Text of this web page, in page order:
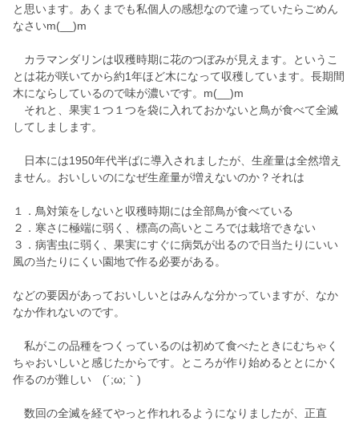
と思います。あくまでも私個人の感想なので違っていたらごめん
なさいm(__)m
カラマンダリンは収穫時期に花のつぼみが見えます。というこ
とは花が咲いてから約1年ほど木になって収穫しています。長期間
木にならしているので味が濃いです。m(__)m
それと、果実１つ１つを袋に入れておかないと鳥が食べて全滅
してしまします。
日本には1950年代半ばに導入されましたが、生産量は全然増え
ません。おいしいのになぜ生産量が増えないのか？それは
１．鳥対策をしないと収穫時期には全部鳥が食べている
２．寒さに極端に弱く、標高の高いところでは栽培できない
３．病害虫に弱く、果実にすぐに病気が出るので日当たりにいい
風の当たりにくい園地で作る必要がある。
などの要因があっておいしいとはみんな分かっていますが、なか
なか作れないのです。
私がこの品種をつくっているのは初めて食べたときにむちゃく
ちゃおいしいと感じたからです。ところが作り始めるととにかく
作るのが難しい (´;ω;｀)
数回の全滅を経てやっと作れれるようになりましたが、正直